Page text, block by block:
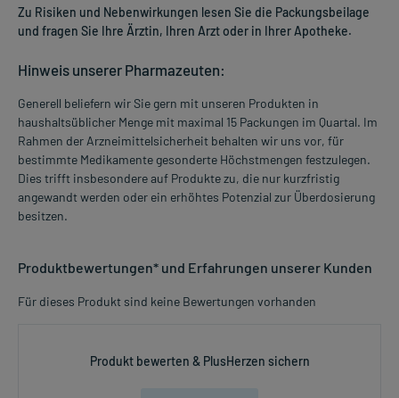
Zu Risiken und Nebenwirkungen lesen Sie die Packungsbeilage
und fragen Sie Ihre Ärztin, Ihren Arzt oder in Ihrer Apotheke.
Hinweis unserer Pharmazeuten:
Generell beliefern wir Sie gern mit unseren Produkten in
haushaltsüblicher Menge mit maximal 15 Packungen im Quartal. Im
Rahmen der Arzneimittelsicherheit behalten wir uns vor, für
bestimmte Medikamente gesonderte Höchstmengen festzulegen.
Dies trifft insbesondere auf Produkte zu, die nur kurzfristig
angewandt werden oder ein erhöhtes Potenzial zur Überdosierung
besitzen.
Produktbewertungen* und Erfahrungen unserer Kunden
Für dieses Produkt sind keine Bewertungen vorhanden
Produkt bewerten & PlusHerzen sichern